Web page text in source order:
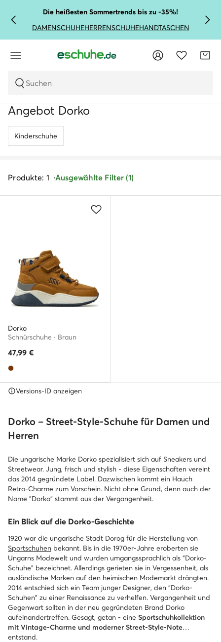
Die heißesten Sommertrends bis zu -35%!
DAMENSCHUHEHERRENSCHUHEHANDTASCHEN
Suchen
Angebot Dorko
Kinderschuhe
Produkte: 1 Ausgewählte Filter (1)
Dorko
Schnürschuhe · Braun
47,99 €
Versions-ID anzeigen
Dorko – Street-Style-Schuhe für Damen und
Herren
Die ungarische Marke Dorko spezialisiert sich auf Sneakers und
Streetwear. Jung, frisch und stylish - diese Eigenschaften vereint
das 2014 gegründete Label. Dazwischen kommt ein Hauch
Retro-Charme zum Vorschein. Nicht ohne Grund, denn auch der
Name "Dorko" stammt aus der Vergangenheit.
Ein Blick auf die Dorko-Geschichte
1920 war die ungarische Stadt Dorog für die Herstellung von
Sportschuhen bekannt. Bis in die 1970er-Jahre eroberten sie
Ungarns Modewelt und wurden umgangssprachlich als "Dorko-
Schuhe" bezeichnet. Allerdings gerieten sie in Vergessenheit, als
ausländische Marken auf den heimischen Modemarkt drängten.
2014 entschied sich ein Team junger Designer, den "Dorko-
Schuhen" zu einer Renaissance zu verhelfen. Vergangenheit und
Gegenwart sollten in der neu gegründeten Brand Dorko
aufeinandertreffen. Gesagt, getan - eine Sportschuhkollektion
mit Vintage-Charme und moderner Street-Style-Note
entstand.